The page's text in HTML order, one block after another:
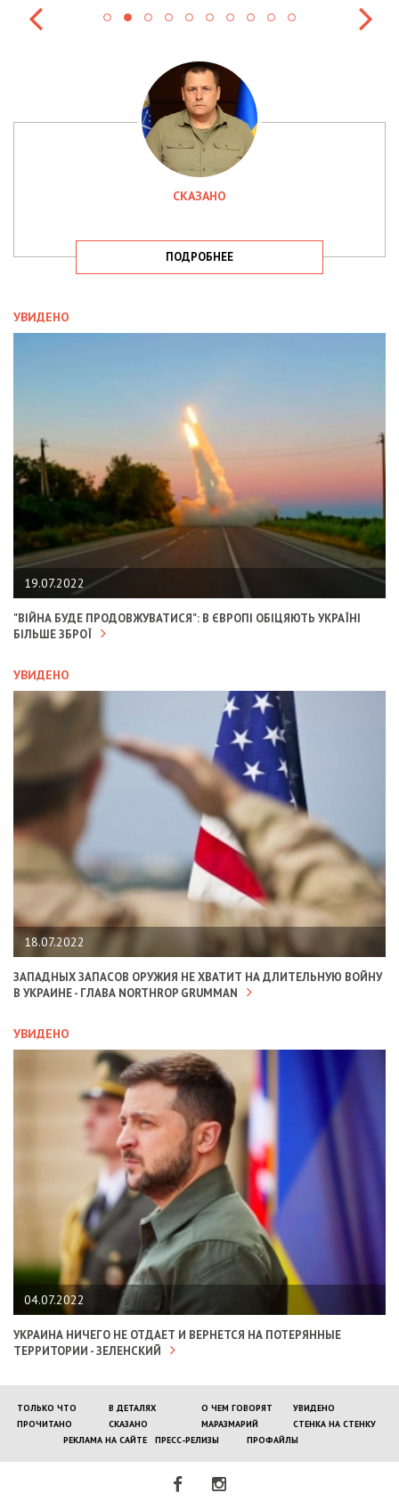
СКАЗАНО
ПОДРОБНЕЕ
УВИДЕНО
19.07.2022
"ВІЙНА БУДЕ ПРОДОВЖУВАТИСЯ": В ЄВРОПІ ОБІЦЯЮТЬ УКРАЇНІ
БІЛЬШЕ ЗБРОЇ
УВИДЕНО
18.07.2022
ЗАПАДНЫХ ЗАПАСОВ ОРУЖИЯ НЕ ХВАТИТ НА ДЛИТЕЛЬНУЮ ВОЙНУ
В УКРАИНЕ - ГЛАВА NORTHROP GRUMMAN
УВИДЕНО
04.07.2022
УКРАИНА НИЧЕГО НЕ ОТДАЕТ И ВЕРНЕТСЯ НА ПОТЕРЯННЫЕ
ТЕРРИТОРИИ - ЗЕЛЕНСКИЙ
ТОЛЬКО ЧТО В ДЕТАЛЯХ О ЧЕМ ГОВОРЯТ
УВИДЕНО
ПРОЧИТАНО
СКАЗАНО МАРАЗМАРИЙ
СТЕНКА НА СТЕНКУ
РЕКЛАМА НА САЙТЕ
ПРЕСС-РЕЛИЗЫ ПРОФАЙЛЫ